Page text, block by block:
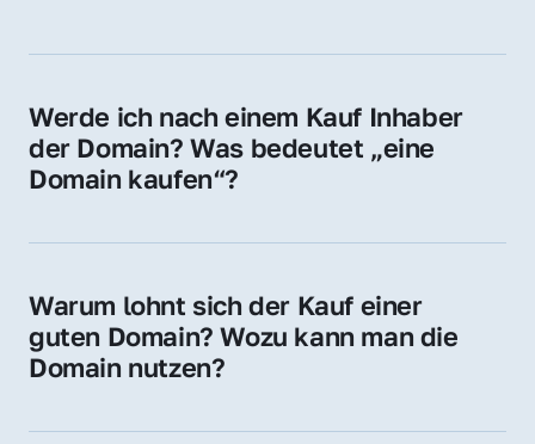
Werde ich nach einem Kauf Inhaber
der Domain? Was bedeutet „eine
Domain kaufen“?
Sie erhalten alle Rechte zur Nutzung,
Domain.
Warum lohnt sich der Kauf einer
guten Domain? Wozu kann man die
Domain nutzen?